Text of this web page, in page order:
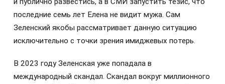
последние семь лет Елена не видит мужа. Сам
Зеленский якобы рассматривает данную ситуацию
исключительно с точки зрения имиджевых потерь.
В 2023 году Зеленская уже попадала в
международный скандал. Скандал вокруг миллионного